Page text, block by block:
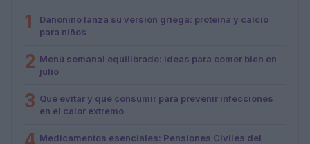
1
Danonino lanza su versión griega: proteína y calcio
para niños
2 Menú semanal equilibrado: ideas para comer bien en
julio
3 Qué evitar y qué consumir para prevenir infecciones
en el calor extremo
Medicamentos esenciales: Pensiones Civiles del